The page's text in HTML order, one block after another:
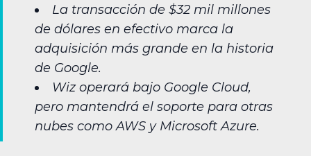
La transacción de $32 mil millones
de dólares en efectivo marca la
adquisición más grande en la historia
de Google.
Wiz operará bajo Google Cloud,
pero mantendrá el soporte para otras
nubes como AWS y Microsoft Azure.